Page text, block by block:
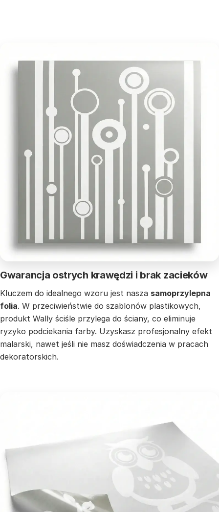
Gwarancja ostrych krawędzi i brak zacieków
Kluczem do idealnego wzoru jest nasza samoprzylepna
folia. W przeciwieństwie do szablonów plastikowych,
produkt Wally ściśle przylega do ściany, co eliminuje
ryzyko podciekania farby. Uzyskasz profesjonalny efekt
malarski, nawet jeśli nie masz doświadczenia w pracach
dekoratorskich.